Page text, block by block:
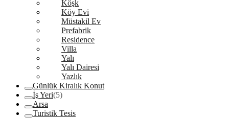
Köşk
Köy Evi
Müstakil Ev
Prefabrik
Residence
Villa
Yalı
Yalı Dairesi
Yazlık
Günlük Kiralık Konut
İş Yeri(5)
Arsa
Turistik Tesis